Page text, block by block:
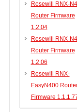
Rosewill RNX-N4
Router Firmware
1.2.04
Rosewill RNX-N4
Router Firmware
1.2.06
Rosewill RNX-
EasyN400
Firmware